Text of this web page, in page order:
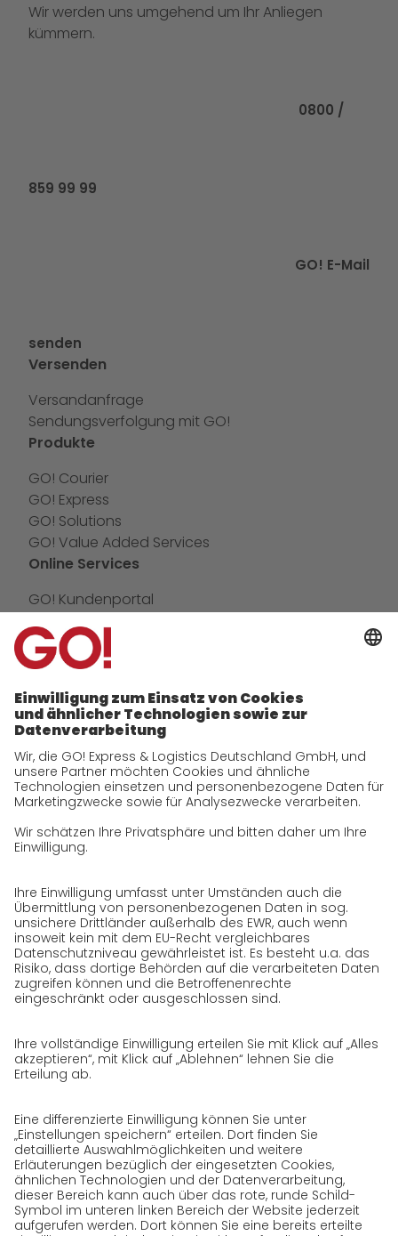
Wir werden uns umgehend um Ihr Anliegen
kümmern.
0800 /
859 99 99
GO! E-Mail
senden
Versenden
Versandanfrage
Sendungsverfolgung mit GO!
Produkte
GO! Courier
GO! Express
GO! Solutions
GO! Value Added Services
Online Services
GO! Kundenportal
App
Newswall
Unternehmen
zukunftssichere Arbeitskultur bei GO!
Historie
CSR
Qualität
Zertifizierungen
Referenzen
Presse
Karriere
GO! als Arbeitgeber
Arbeitsbereiche
Initiativbewerbung bei GO!
Datenschutz
Datenschutzerklärung für Website
Datenschutzerklärung für GeschäftspartnerInnen
SendungsempfängerInnen
Datenschutzerklärung BewerberInnen
Datenschutzerklärung Webportal
Datenschutzerklärung Social Media
Datenschutzerklärung GO! App